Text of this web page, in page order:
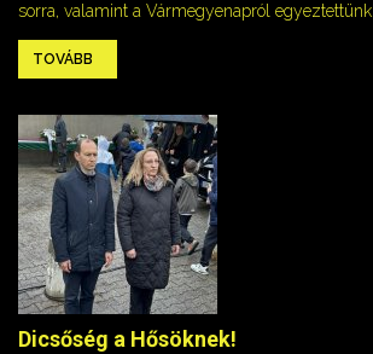
sorra, valamint a Vármegyenapról egyeztettünk.
TOVÁBB
Dicsőség a Hősöknek!